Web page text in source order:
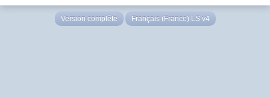
Version complète Français (France) LS v4